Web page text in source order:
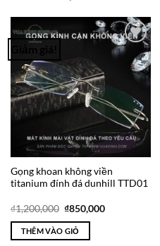
Add to
Wishlist
Gọng khoan không viền
titanium đính đá dunhill TTD01
₫1,200,000 Giá
là:
₫1,200,000.
₫850,000Giá
THÊM VÀO GIỎ